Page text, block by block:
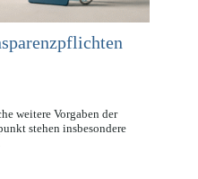
weitere Vorgaben der
stehen insbesondere